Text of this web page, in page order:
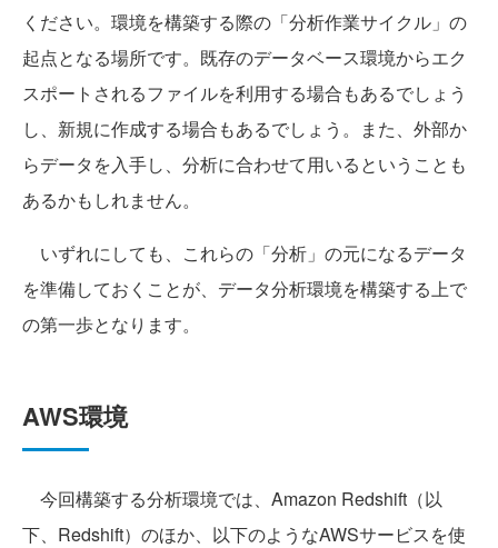
ください。環境を構築する際の「分析作業サイクル」の
起点となる場所です。既存のデータベース環境からエク
スポートされるファイルを利用する場合もあるでしょう
し、新規に作成する場合もあるでしょう。また、外部か
らデータを入手し、分析に合わせて用いるということも
あるかもしれません。
いずれにしても、これらの「分析」の元になるデータ
を準備しておくことが、データ分析環境を構築する上で
の第一歩となります。
AWS環境
今回構築する分析環境では、Amazon Redshift（以
下、Redshift）のほか、以下のようなAWSサービスを使